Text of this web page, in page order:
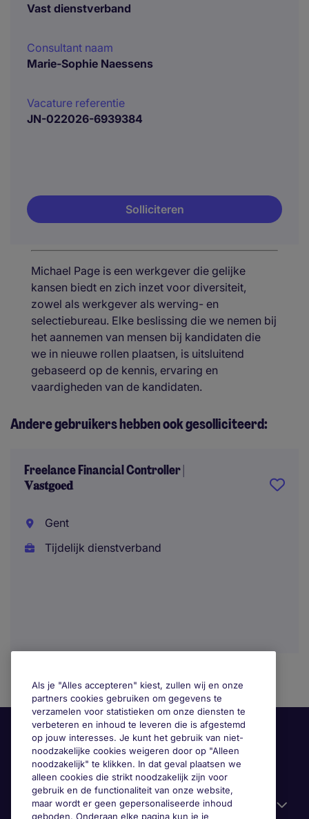
Vast dienstverband
Consultant naam
Marie-Sophie Naessens
Vacature referentie
JN-022026-6939384
Solliciteren
Michael Page is een werkgever die gelijke
kansen biedt en zich inzet voor diversiteit,
zowel als werkgever als werving- en
selectiebureau. Elke beslissing die we nemen bij
het aannemen van mensen bij kandidaten die
we in nieuwe rollen plaatsen, is uitsluitend
gebaseerd op de kennis, ervaring en
vaardigheden van de kandidaten.
Andere gebruikers hebben ook gesolliciteerd:
Freelance Financial Controller |
𝐕𝐚𝐬𝐭𝐠𝐨𝐞𝐝
Gent
Tijdelijk dienstverband
Gebruiksvriendelijke informatie
Als je "Alles accepteren" kiest, zullen wij en onze
partners cookies gebruiken om gegevens te
verzamelen voor statistieken om onze diensten te
verbeteren en inhoud te leveren die is afgestemd
op jouw interesses. Je kunt het gebruik van niet-
noodzakelijke cookies weigeren door op "Alleen
noodzakelijk" te klikken. In dat geval plaatsen we
alleen cookies die strikt noodzakelijk zijn voor
gebruik en de functionaliteit van onze website,
maar wordt er geen gepersonaliseerde inhoud
geboden. Onderaan elke pagina kun je je